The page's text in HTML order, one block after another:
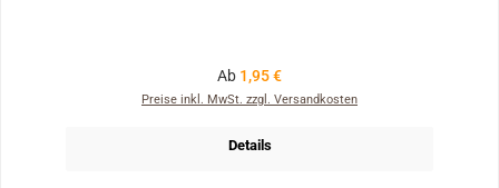
Regulärer Preis:
Ab 1,95 €
Preise inkl. MwSt. zzgl. Versandkosten
Details